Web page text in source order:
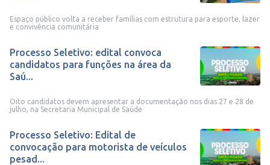
Espaço público volta a receber famílias com estrutura para esporte, lazer
e convivência comunitária
Processo Seletivo: edital convoca
candidatos para funções na área da
Saú...
Oito candidatos devem apresentar a documentação nos dias 27 e 28 de
julho, na Secretaria Municipal de Saúde
Processo Seletivo: Edital de
convocação para motorista de veículos
pesad...